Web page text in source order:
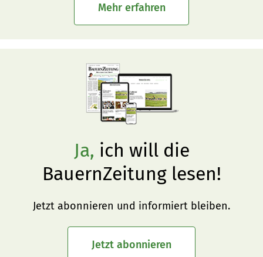
Mehr erfahren
Ja, ich will die
BauernZeitung lesen!
Jetzt abonnieren und informiert bleiben.
Jetzt abonnieren